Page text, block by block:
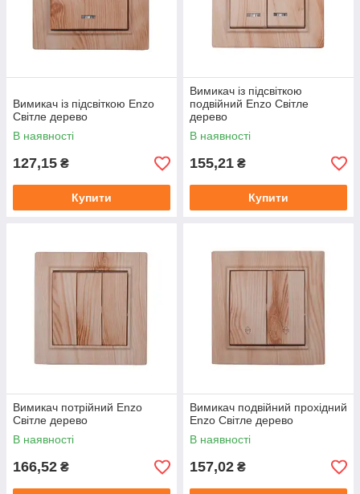
Вимикач із підсвіткою Enzo
Світле дерево
В наявності
127,15 ₴
Купити
Вимикач із підсвіткою
подвійний Enzo Світле
дерево
В наявності
155,21 ₴
Купити
Вимикач потрійний Enzo
Світле дерево
В наявності
166,52 ₴
Вимикач подвійний прохідний
Enzo Світле дерево
В наявності
157,02 ₴